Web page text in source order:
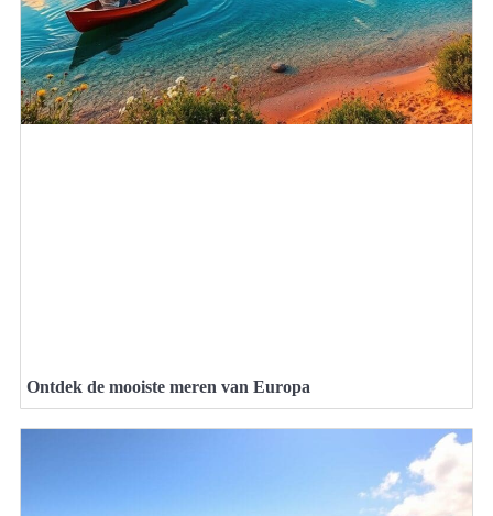
Ontdek de mooiste meren van Europa